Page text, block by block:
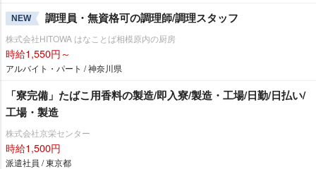
NEW 調理員・無資格可の調理師/調理スタッフ
株式会社HITOWA はなことば相模原内の厨房
時給1,550円～
アルバイト・パート / 神奈川県
「寮完備」たばこ用香料の製造/即入寮/製造・工場/日勤/日払い/
工場・製造
株式会社京栄センター
時給1,500円
派遣社員 / 東京都